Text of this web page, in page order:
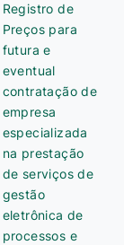
Registro de
Preços para
futura e
eventual
contratação de
empresa
especializada
na prestação
de serviços de
gestão
eletrônica de
processos e